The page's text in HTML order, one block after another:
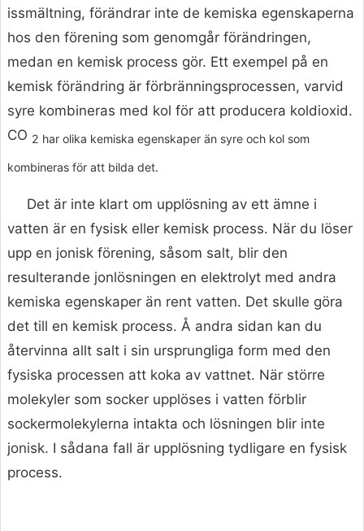
issmältning, förändrar inte de kemiska egenskaperna
hos den förening som genomgår förändringen,
medan en kemisk process gör. Ett exempel på en
kemisk förändring är förbränningsprocessen, varvid
syre kombineras med kol för att producera koldioxid.
CO 2 har olika kemiska egenskaper än syre och kol som
kombineras för att bilda det.
Det är inte klart om upplösning av ett ämne i
vatten är en fysisk eller kemisk process. När du löser
upp en jonisk förening, såsom salt, blir den
resulterande jonlösningen en elektrolyt med andra
kemiska egenskaper än rent vatten. Det skulle göra
det till en kemisk process. Å andra sidan kan du
återvinna allt salt i sin ursprungliga form med den
fysiska processen att koka av vattnet. När större
molekyler som socker upplöses i vatten förblir
sockermolekylerna intakta och lösningen blir inte
jonisk. I sådana fall är upplösning tydligare en fysisk
process.